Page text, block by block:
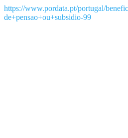
https://www.pordata.pt/portugal/
de+pensao+ou+subsidio-99